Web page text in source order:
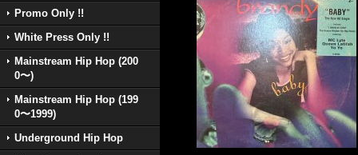
Promo Only !!
White Press Only !!
Mainstream Hip Hop (200
0〜)
Mainstream Hip Hop (199
0〜1999)
Underground Hip Hop